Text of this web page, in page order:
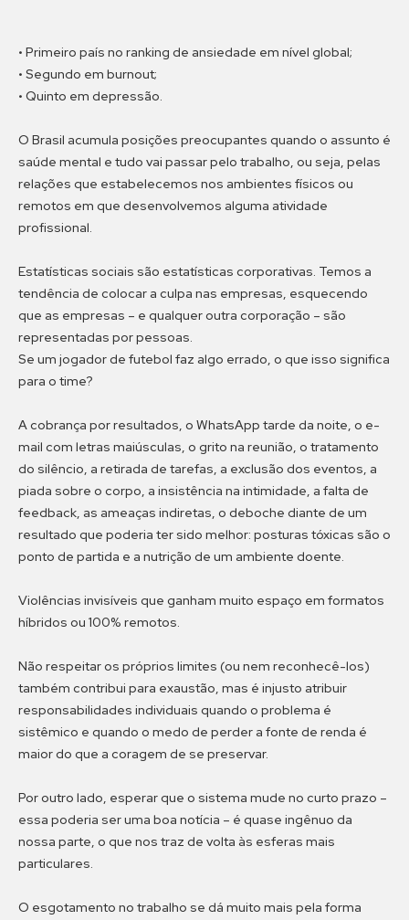
• Primeiro país no ranking de ansiedade em nível global;
• Segundo em burnout;
• Quinto em depressão.
O Brasil acumula posições preocupantes quando o assunto é
saúde mental e tudo vai passar pelo trabalho, ou seja, pelas
relações que estabelecemos nos ambientes físicos ou
remotos em que desenvolvemos alguma atividade
profissional.
Estatísticas sociais são estatísticas corporativas. Temos a
tendência de colocar a culpa nas empresas, esquecendo
que as empresas – e qualquer outra corporação – são
representadas por pessoas.
Se um jogador de futebol faz algo errado, o que isso significa
para o time?
A cobrança por resultados, o WhatsApp tarde da noite, o e-
mail com letras maiúsculas, o grito na reunião, o tratamento
do silêncio, a retirada de tarefas, a exclusão dos eventos, a
piada sobre o corpo, a insistência na intimidade, a falta de
feedback, as ameaças indiretas, o deboche diante de um
resultado que poderia ter sido melhor: posturas tóxicas são o
ponto de partida e a nutrição de um ambiente doente.
Violências invisíveis que ganham muito espaço em formatos
híbridos ou 100% remotos.
Não respeitar os próprios limites (ou nem reconhecê-los)
também contribui para exaustão, mas é injusto atribuir
responsabilidades individuais quando o problema é
sistêmico e quando o medo de perder a fonte de renda é
maior do que a coragem de se preservar.
Por outro lado, esperar que o sistema mude no curto prazo –
essa poderia ser uma boa notícia – é quase ingênuo da
nossa parte, o que nos traz de volta às esferas mais
particulares.
O esgotamento no trabalho se dá muito mais pela forma